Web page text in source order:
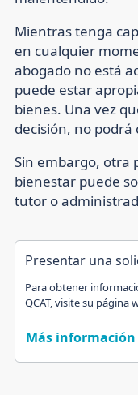
Mientras tenga
en cualquier
abogado no está
puede estar
bienes. Una vez
decisión, no
Sin embargo, otra
bienestar puede
tutor o
Presentar una
Para obtener
QCAT, visite su página
Más información